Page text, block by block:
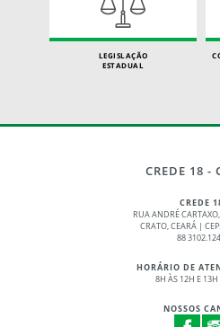
LEGISLAÇÃO
ESTADUAL
CREDE 18 -
CREDE
RUA ANDRÉ
CRATO, CEARÁ |
88
HORÁRIO DE
8H ÀS 12H E 13H
NOSSOS